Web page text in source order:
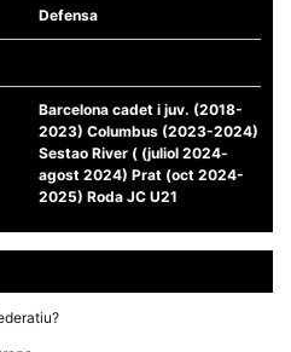
Defensa
Barcelona cadet i juv. (2018-
2023) Columbus (2023-2024)
Sestao River ( (juliol 2024-
agost 2024) Prat (oct 2024-
2025) Roda JC U21